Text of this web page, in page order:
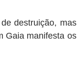
destruição, mas
Gaia manifesta os